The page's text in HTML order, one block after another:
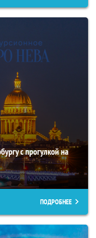
с прогулкой на
ПОДРОБНЕЕ